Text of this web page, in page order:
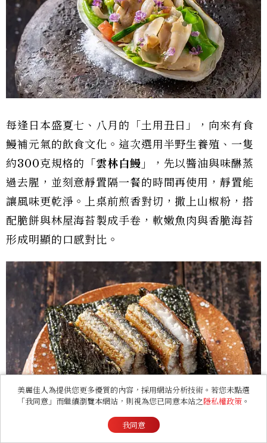
每逢日本盛夏七、八月的「土用丑日」，向來有食
鰻補元氣的飲食文化。這次選用半野生養殖、一隻
約300克規格的
「雲林白鰻」
，先以醬油與味醂蒸
過去腥，並刻意靜置隔一餐的時間再使用，靜置能
讓風味更乾淨。上桌前煎香對切，撒上山椒粉，搭
配脆餅與林屋海苔製成手卷，軟嫩魚肉與香脆海苔
形成明顯的口感對比。
美麗佳人為提供您更多優質的內容，採用網站分析技術。若您未點選
「我同意」而繼續瀏覽本網站，則視為您已同意本站之隱私權政策 。
我同意